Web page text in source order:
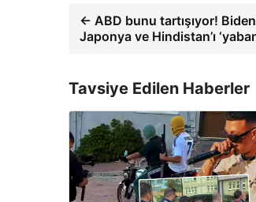
← ABD bunu tartışıyor!
Japonya ve Hindistan’ı
Tavsiye Edilen Haberler